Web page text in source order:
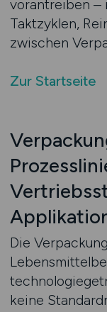
vorantreiben –
Taktzyklen,
zwischen
Zur Startseite
Die
keine